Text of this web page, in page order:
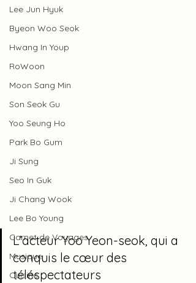
Lee Jun Hyuk
Byeon Woo Seok
Hwang In Youp
RoWoon
Moon Sang Min
Son Seok Gu
Yoo Seung Ho
Park Bo Gum
Ji Sung
Seo In Guk
Ji Chang Wook
Lee Bo Young
Carnet de Voyages
Musique
Cuisine
L’acteur Yoo Yeon-seok, qui a
conquis le cœur des
téléspectateurs